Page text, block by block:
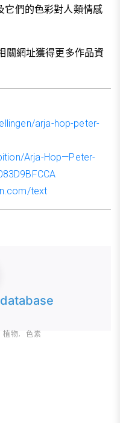
它們的色彩對人類情感
關網址獲得更多作品資
arja-hop-peter-
Arja-Hop—Peter-
text
植物 色素